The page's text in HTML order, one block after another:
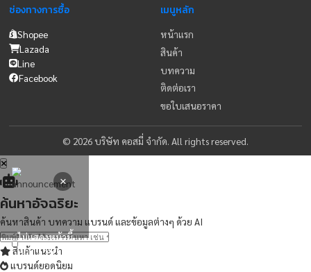
บริษัท คอสมี่ จำกัด นำเข้าและจัดจำหน่ายเครื่องมือทางการแพทย์
ติดต่อเรา
02-165-0523
46/99 เขตบึงกุ่ม แขวงนวลจันทร์ กรุงเทพมหานคร 10230
ช่องทางการซื้อ
Shopee
Lazada
Line
Facebook